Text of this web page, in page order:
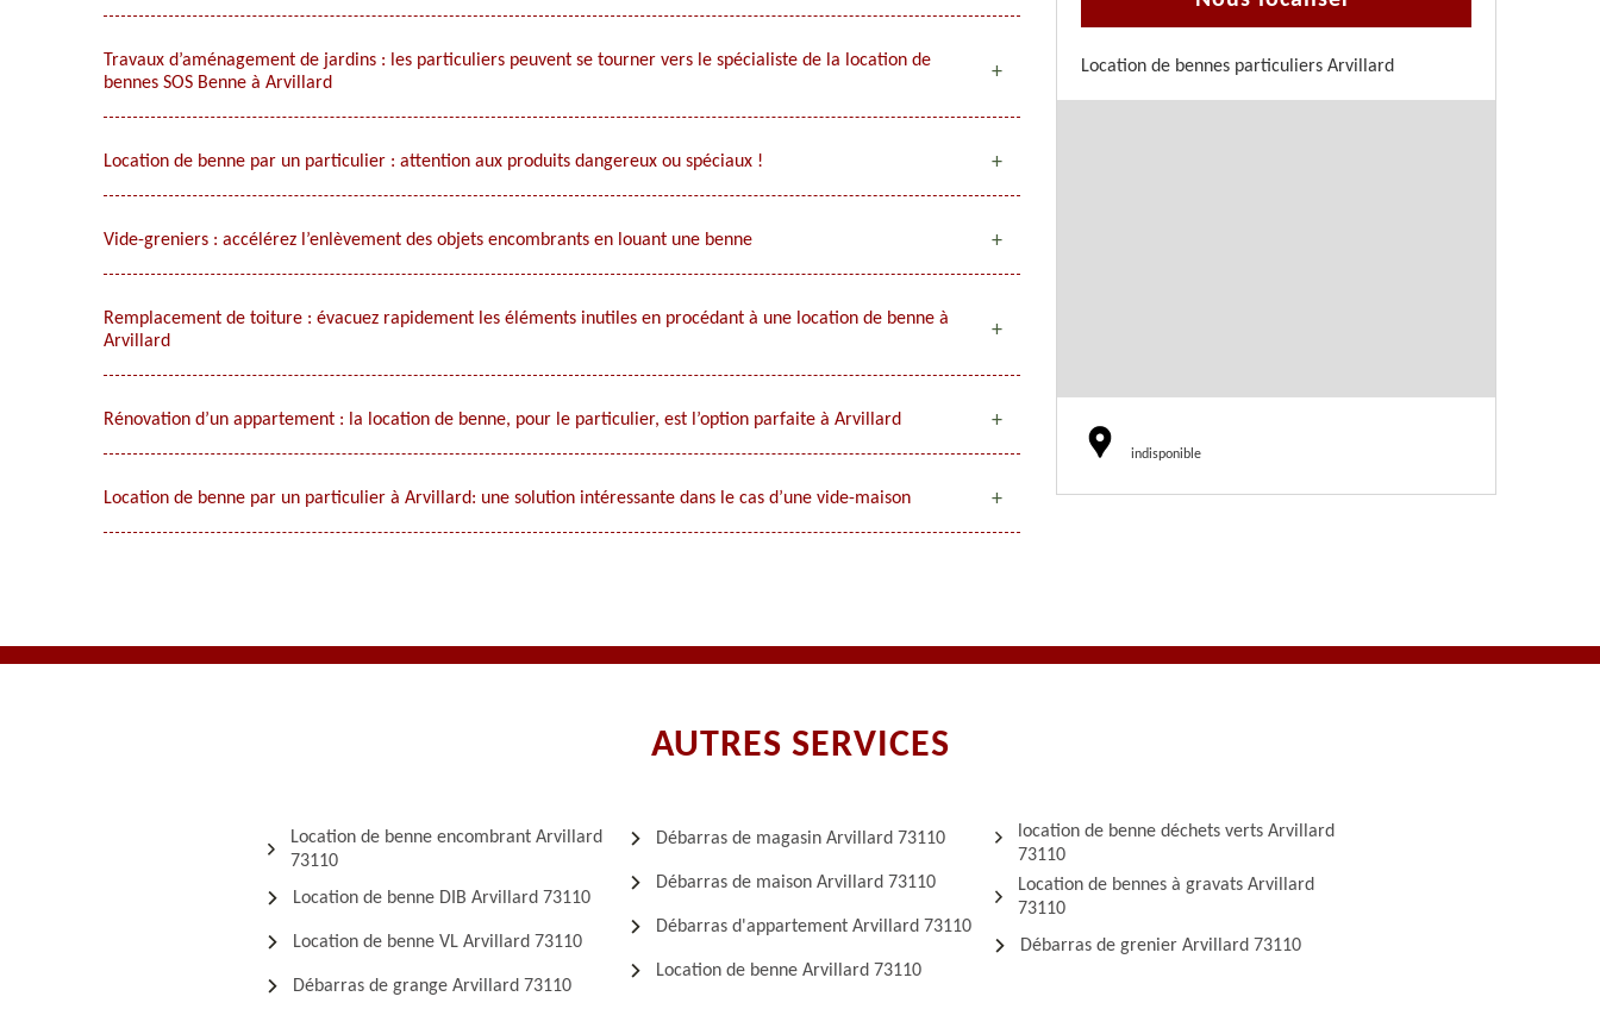
Travaux d’aménagement de jardins : les particuliers peuvent se tourner vers le spécialiste de la location de
bennes SOS Benne à Arvillard
Location de benne par un particulier : attention aux produits dangereux ou spéciaux !
Vide-greniers : accélérez l’enlèvement des objets encombrants en louant une benne
Remplacement de toiture : évacuez rapidement les éléments inutiles en procédant à une location de benne à
Arvillard
Rénovation d’un appartement : la location de benne, pour le particulier, est l’option parfaite à Arvillard
Location de benne par un particulier à Arvillard: une solution intéressante dans le cas d’une vide-maison
Location de bennes particuliers Arvillard
indisponible
AUTRES SERVICES
Location de benne encombrant Arvillard
73110
Location de benne DIB Arvillard 73110
Location de benne VL Arvillard 73110
Débarras de grange Arvillard 73110
Débarras de magasin Arvillard 73110
Débarras de maison Arvillard 73110
Débarras d'appartement Arvillard 73110
Location de benne Arvillard 73110
location de benne déchets verts Arvillard
73110
Location de bennes à gravats Arvillard
73110
Débarras de grenier Arvillard 73110